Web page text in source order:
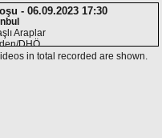
- 06.09.2023 17:30
Araplar
DHÖ
in total recorded are shown.